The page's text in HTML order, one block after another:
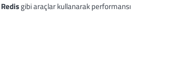
Redisgibi araçlar kullanarak performansı